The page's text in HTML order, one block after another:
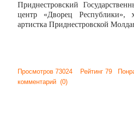
Приднестровский
центр «Дворец Республики»,
артистка Приднестровской
Просмотров 73024 Рейтинг 79
комментарий (0)